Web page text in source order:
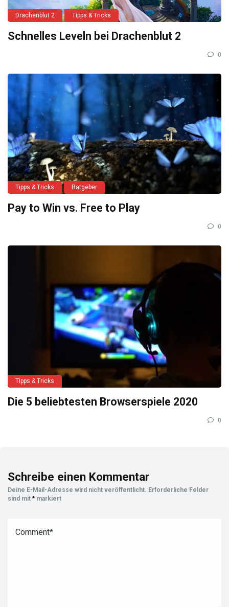
Drachenblut 2 Tipps & Tricks
Schnelles Leveln bei Drachenblut 2
0
Tipps & Tricks Ratgeber
Pay to Win vs. Free to Play
0
Tipps & Tricks
Die 5 beliebtesten Browserspiele 2020
0
Schreibe einen Kommentar
Deine E-Mail-Adresse wird nicht veröffentlicht. Erforderliche Felder
sind mit * markiert